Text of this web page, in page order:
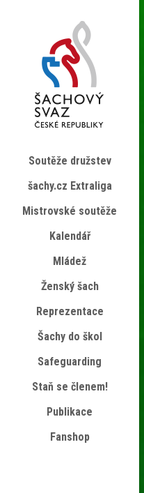
Soutěže družstev
šachy.cz Extraliga
Mistrovské soutěže
Kalendář
Mládež
Ženský šach
Reprezentace
Šachy do škol
Safeguarding
Staň se členem!
Publikace
Fanshop